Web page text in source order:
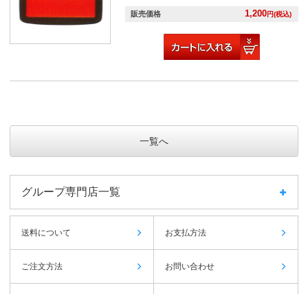
販売価格 1,200円(税込)
一覧へ
グループ専門店一覧
送料について お支払方法
ご注文方法 お問い合わせ